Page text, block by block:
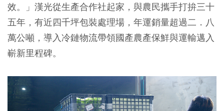
效。」漢光從生產合作社起家，與農民攜手打拚三十
五年，有近四千坪包裝處理場，年運銷量超過二．八
萬公噸，導入冷鏈物流帶領國產農產保鮮與運輸邁入
嶄新里程碑。